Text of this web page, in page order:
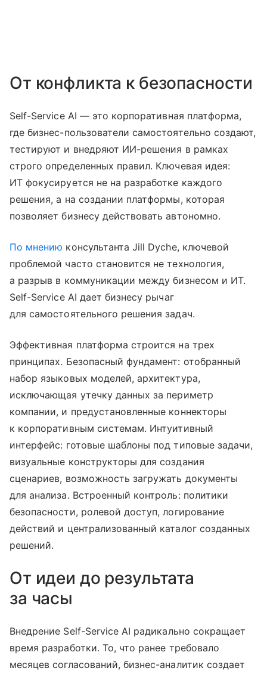
От конфликта к безопасности
Self-Service AI — это корпоративная платформа,
где бизнес-пользователи самостоятельно создают,
тестируют и внедряют ИИ-решения в рамках
строго определенных правил. Ключевая идея:
ИТ фокусируется не на разработке каждого
решения, а на создании платформы, которая
позволяет бизнесу действовать автономно.
По мнению консультанта Jill Dyche, ключевой
проблемой часто становится не технология,
а разрыв в коммуникации между бизнесом и ИТ.
Self-Service AI дает бизнесу рычаг
для самостоятельного решения задач.
Эффективная платформа строится на трех
принципах. Безопасный фундамент: отобранный
набор языковых моделей, архитектура,
исключающая утечку данных за периметр
компании, и предустановленные коннекторы
к корпоративным системам. Интуитивный
интерфейс: готовые шаблоны под типовые задачи,
визуальные конструкторы для создания
сценариев, возможность загружать документы
для анализа. Встроенный контроль: политики
безопасности, ролевой доступ, логирование
действий и централизованный каталог созданных
решений.
От идеи до результата
за часы
Внедрение Self-Service AI радикально сокращает
время разработки. То, что ранее требовало
месяцев согласований, бизнес-аналитик создает